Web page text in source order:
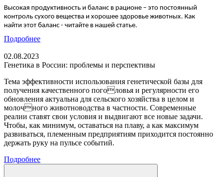
Высокая продуктивность и баланс в рационе – это постоянный
контроль сухого вещества и хорошее здоровье животных. Как
найти этот баланс - читайте в нашей статье.
Подробнее
02.08.2023
Генетика в России: проблемы и перспективы
Тема эффективности использования генетической базы для
получения качественного поголовья и регулярности его
обновления актуальна для сельского хозяйства в целом и
молочного животноводства в частности. Современные
реалии ставят свои условия и выдвигают все новые задачи.
Чтобы, как минимум, оставаться на плаву, а как максимум
развиваться, племенным предприятиям приходится постоянно
держать руку на пульсе событий.
Подробнее